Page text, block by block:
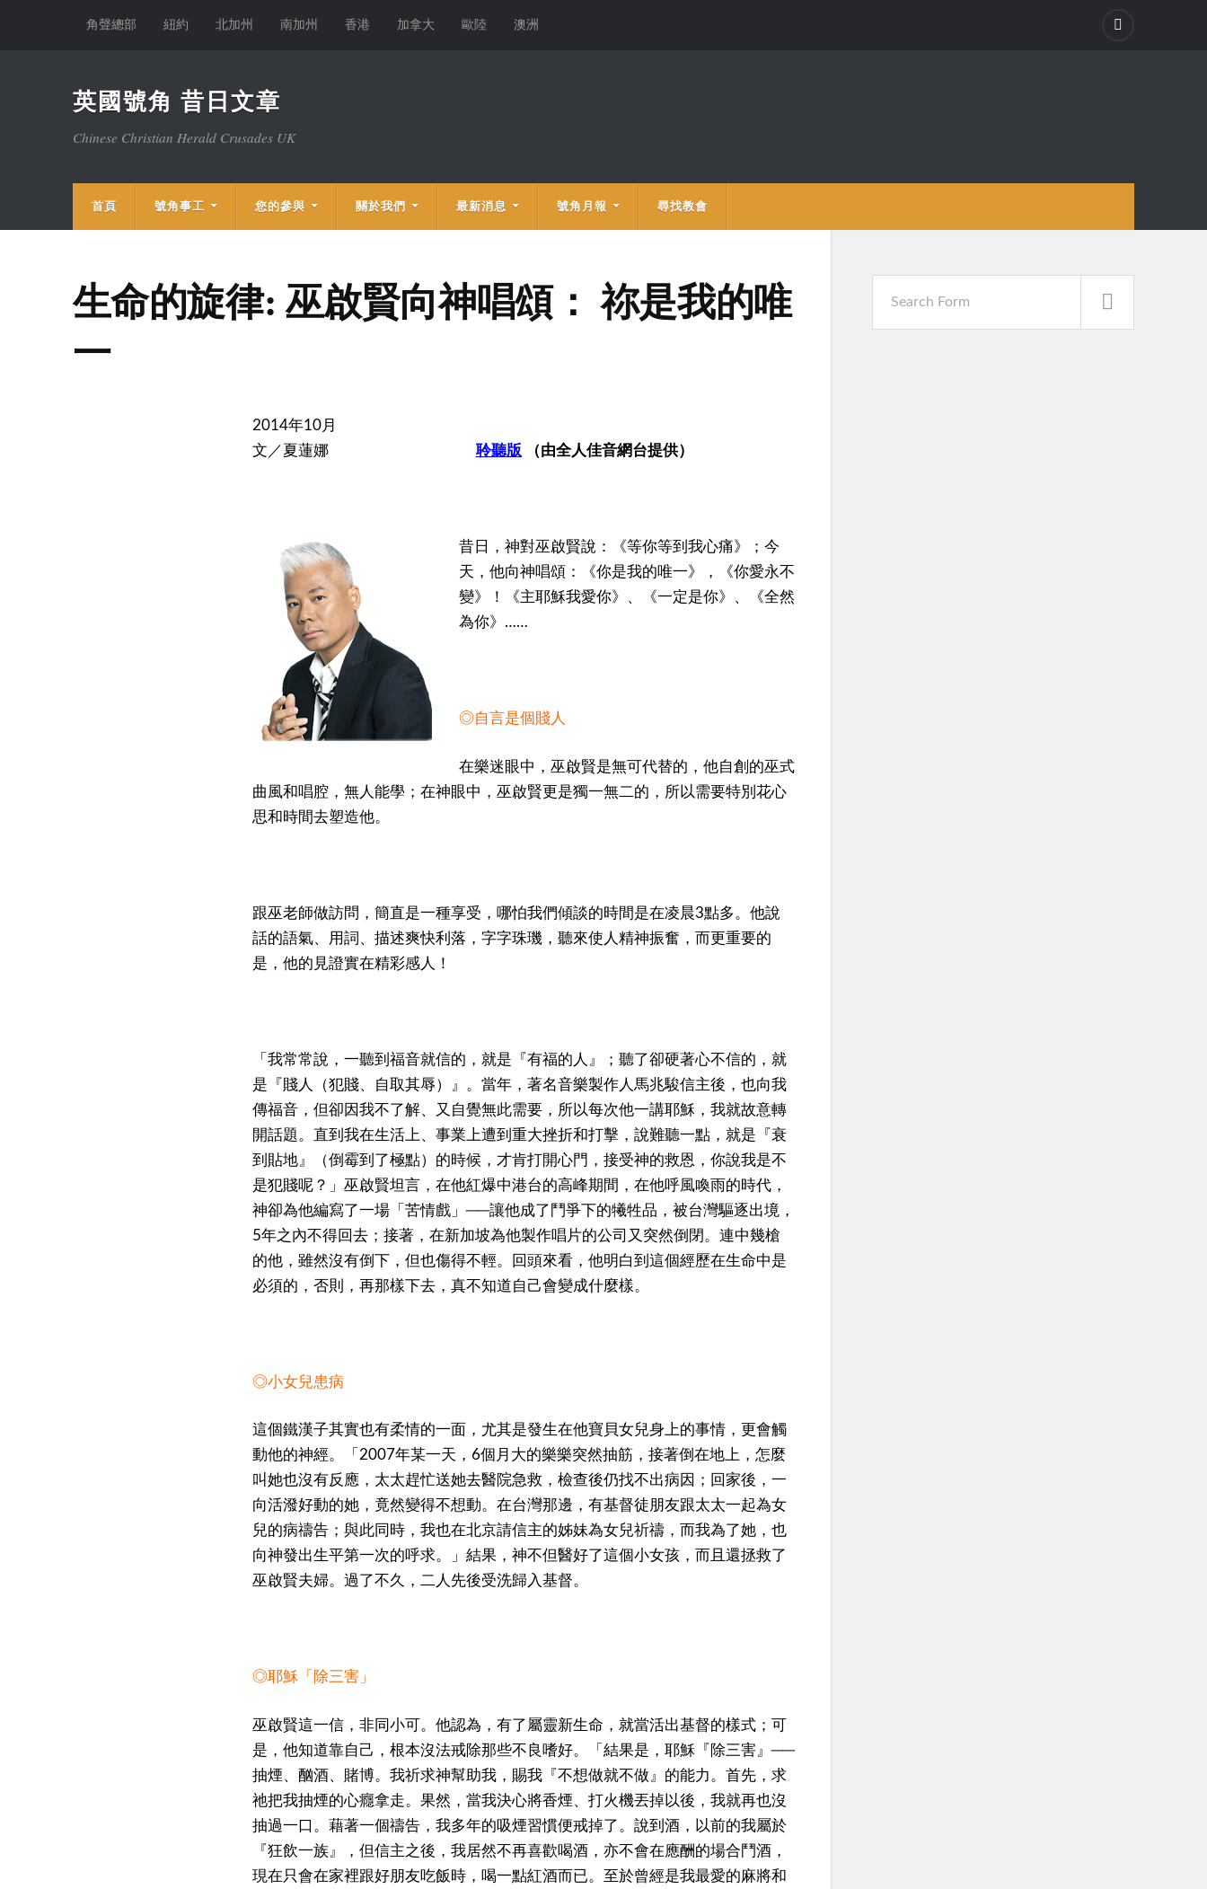
角聲總部 紐約 北加州 南加州 香港 加拿大 歐陸 澳洲
英國號角 昔日文章
Chinese Christian Herald Crusades UK
首頁 號角事工 您的參與 關於我們 最新消息 號角月報 尋找教會
生命的旋律: 巫啟賢向神唱頌： 祢是我的唯
一
2014年10月
文／夏蓮娜 聆聽版 （由全人佳音網台提供）
昔日，神對巫啟賢說：《等你等到我心痛》；今
天，他向神唱頌：《你是我的唯一》，《你愛永不
變》！《主耶穌我愛你》、《一定是你》、《全然
為你》……
◎自言是個賤人
在樂迷眼中，巫啟賢是無可代替的，他自創的巫式
曲風和唱腔，無人能學；在神眼中，巫啟賢更是獨一無二的，所以需要特別花心
思和時間去塑造他。
跟巫老師做訪問，簡直是一種享受，哪怕我們傾談的時間是在凌晨3點多。他說
話的語氣、用詞、描述爽快利落，字字珠璣，聽來使人精神振奮，而更重要的
是，他的見證實在精彩感人！
「我常常說，一聽到福音就信的，就是『有福的人』；聽了卻硬著心不信的，就
是『賤人（犯賤、自取其辱）』。當年，著名音樂製作人馬兆駿信主後，也向我
傳福音，但卻因我不了解、又自覺無此需要，所以每次他一講耶穌，我就故意轉
開話題。直到我在生活上、事業上遭到重大挫折和打擊，說難聽一點，就是『衰
到貼地』（倒霉到了極點）的時候，才肯打開心門，接受神的救恩，你說我是不
是犯賤呢？」巫啟賢坦言，在他紅爆中港台的高峰期間，在他呼風喚雨的時代，
神卻為他編寫了一場「苦情戲」──讓他成了鬥爭下的犧牲品，被台灣驅逐出境，
5年之內不得回去；接著，在新加坡為他製作唱片的公司又突然倒閉。連中幾槍
的他，雖然沒有倒下，但也傷得不輕。回頭來看，他明白到這個經歷在生命中是
必須的，否則，再那樣下去，真不知道自己會變成什麼樣。
◎小女兒患病
這個鐵漢子其實也有柔情的一面，尤其是發生在他寶貝女兒身上的事情，更會觸
動他的神經。「2007年某一天，6個月大的樂樂突然抽筋，接著倒在地上，怎麼
叫她也沒有反應，太太趕忙送她去醫院急救，檢查後仍找不出病因；回家後，一
向活潑好動的她，竟然變得不想動。在台灣那邊，有基督徒朋友跟太太一起為女
兒的病禱告；與此同時，我也在北京請信主的姊妹為女兒祈禱，而我為了她，也
向神發出生平第一次的呼求。」結果，神不但醫好了這個小女孩，而且還拯救了
巫啟賢夫婦。過了不久，二人先後受洗歸入基督。
◎耶穌「除三害」
巫啟賢這一信，非同小可。他認為，有了屬靈新生命，就當活出基督的樣式；可
是，他知道靠自己，根本沒法戒除那些不良嗜好。「結果是，耶穌『除三害』──
抽煙、酗酒、賭博。我祈求神幫助我，賜我『不想做就不做』的能力。首先，求
祂把我抽煙的心癮拿走。果然，當我決心將香煙、打火機丟掉以後，我就再也沒
抽過一口。藉著一個禱告，我多年的吸煙習慣便戒掉了。說到酒，以前的我屬於
『狂飲一族』，但信主之後，我居然不再喜歡喝酒，亦不會在應酬的場合鬥酒，
現在只會在家裡跟好朋友吃飯時，喝一點紅酒而已。至於曾經是我最愛的麻將和